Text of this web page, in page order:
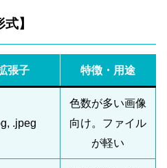
】
張子 特徴・用途
.jpeg
色数が多い画像
向け。ファイル
が軽い